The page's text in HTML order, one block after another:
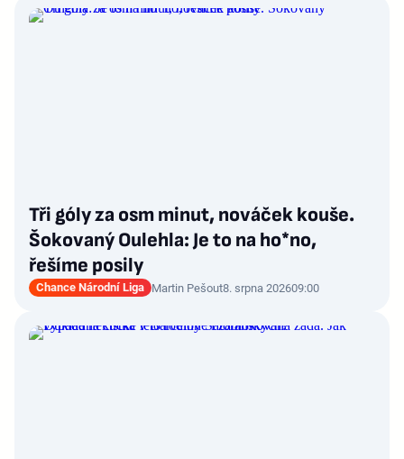
Tři góly za osm minut, nováček kouše.
Šokovaný Oulehla: Je to na ho*no,
řešíme posily
Chance Národní Liga Martin Pešout8. srpna 202609:00